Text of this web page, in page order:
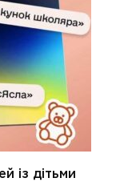
із дітьми